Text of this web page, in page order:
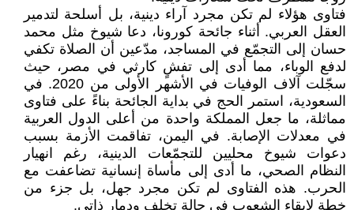
فتاوى هؤلاء لم تكن مجرد آراء دينية، بل أسلحة لتدمير
العقل العربي. أثناء جائحة كورونا، دعا شيوخ مثل محمد
حسان إلى التجمّع في المساجد، مدّعين أن الصلاة تكفي
لدفع الوباء، مما أدى إلى تفشٍ كارثي في مصر، حيث
سجّلت آلاف الوفيات في الأشهر الأولى من 2020. في
السعودية، استمر الحج في بداية الجائحة بناءً على فتاوى
مماثلة، ما جعل المملكة واحدة من أعلى الدول العربية
في معدلات الإصابة. في اليمن، تفاقمت الأزمة بسبب
دعوات شيوخ محليين للتجمّعات الدينية، رغم انهيار
النظام الصحي، ما أدى إلى مأساة إنسانية تضاعفت مع
الحرب. هذه الفتاوى لم تكن مجرد جهل، بل جزء من
خطة لإبقاء الشعوب في حالة تخلف ودمار ذاتي.